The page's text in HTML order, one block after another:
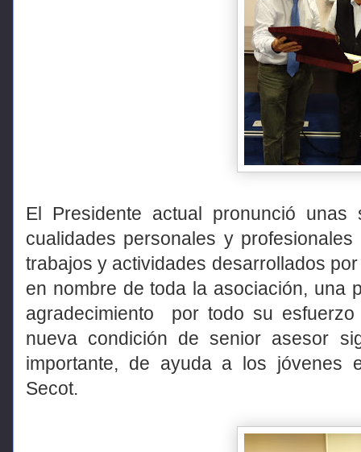
El Presidente actual pronunció unas
cualidades personales y
trabajos y actividades desarrollados
en nombre de toda la asociación, una
agradecimiento
por todo su
nueva condición de senior asesor
importante, de ayuda a los jóvenes
Secot.